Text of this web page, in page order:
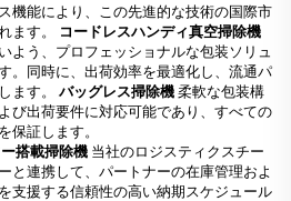
機能により、この先進的な技術の国際市
ます。
コードレスハンディ真空掃除機
よう、プロフェッショナルな包装ソリュ
。同時に、出荷効率を最適化し、流通パ
ます。 バッグレス掃除機柔軟な包装構
び出荷要件に対応可能であり、すべての
保証します。
搭載掃除機 当社のロジスティクスチー
と連携して、パートナーの在庫管理およ
支援する信頼性の高い納期スケジュール